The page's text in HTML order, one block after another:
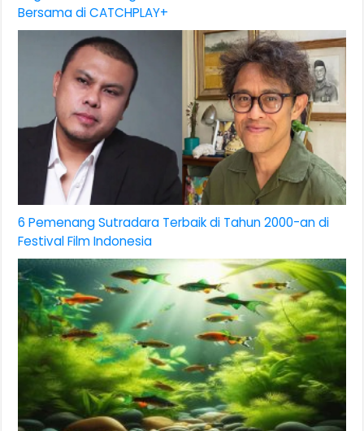
Bersama di CATCHPLAY+
6 Pemenang Sutradara Terbaik di Tahun 2000-an di
Festival Film Indonesia